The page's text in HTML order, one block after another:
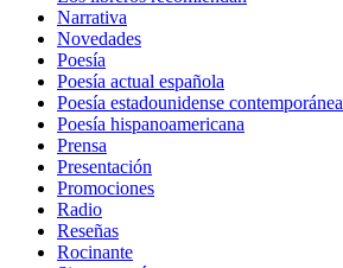
Narrativa
Novedades
Poesía
Poesía actual española
Poesía estadounidense contemporánea
Poesía hispanoamericana
Prensa
Presentación
Promociones
Radio
Reseñas
Rocinante